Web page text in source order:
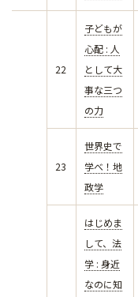
22
子どもが
心配 : 人
として大
事な三つ
の力
23
世界史で
学べ！地
政学
はじめま
して、法
学 : 身近
なのに知